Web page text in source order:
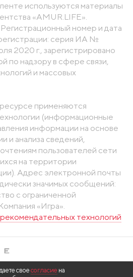
используются материалы
«AMUR.LIFE».
номер и дата
серия ИА №
2020 г., зарегистрировано
по надзору в сфере связи,
и массовых
применяются
(информационные
информации на основе
и анализа сведений,
пользователей сети
на территории
Адрес электронной почты
значимых сообщений:
с ограниченной
«Игра».
технологий
свое согласие на